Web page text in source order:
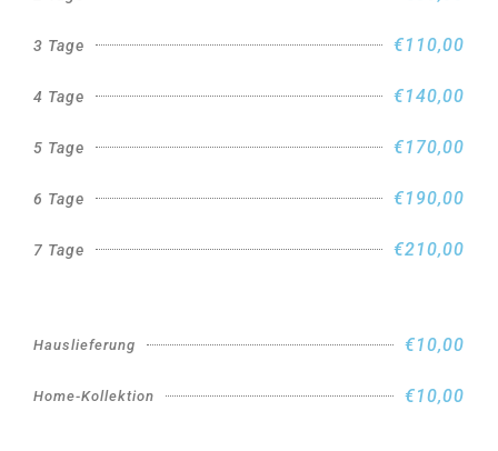
3 Tage €110,00
4 Tage €140,00
5 Tage €170,00
6 Tage €190,00
7 Tage €210,00
Hauslieferung €10,00
Home-Kollektion €10,00